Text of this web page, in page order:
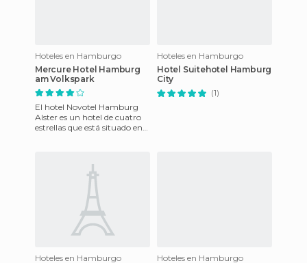
Hoteles en Hamburgo
Mercure Hotel Hamburg
am Volkspark
El hotel Novotel Hamburg
Alster es un hotel de cuatro
estrellas que está situado en
Hoteles en Hamburgo
Hotel Suitehotel Hamburg
City
(1)
Hoteles en Hamburgo
Hoteles en Hamburgo